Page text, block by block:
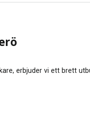
erbjuder vi ett brett